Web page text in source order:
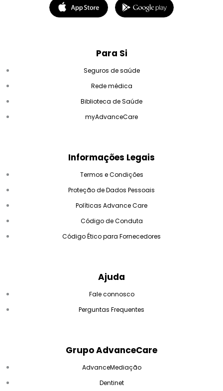
Para Si
Seguros de saúde
Rede médica
Biblioteca de Saúde
myAdvanceCare
Informações Legais
Termos e Condições
Proteção de Dados Pessoais
Políticas Advance Care
Código de Conduta
Código Ético para Fornecedores
Ajuda
Fale connosco
Perguntas Frequentes
Grupo AdvanceCare
AdvanceMediação
Dentinet